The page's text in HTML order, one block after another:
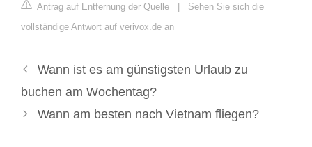
Antrag auf Entfernung der Quelle | Sehen Sie sich die
vollständige Antwort auf verivox.de an
Wann ist es am günstigsten Urlaub zu
buchen am Wochentag?
Wann am besten nach Vietnam fliegen?